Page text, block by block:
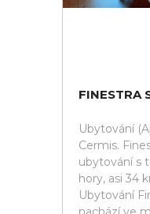
FINESTRA
Ubytování
Cermis.
ubytování s
hory, asi 34
Ubytování